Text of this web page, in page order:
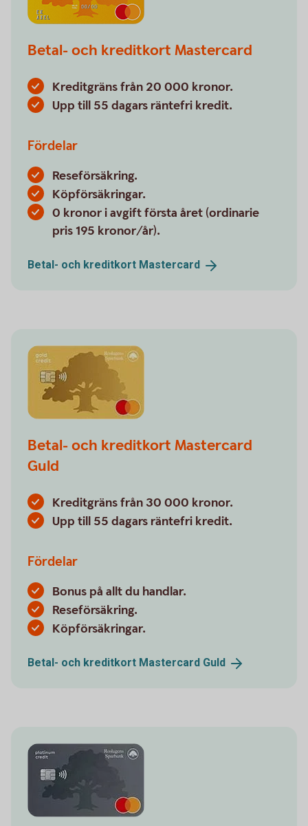
Betal- och kreditkort Mastercard
Kreditgräns från 20 000 kronor.
Upp till 55 dagars räntefri kredit.
Fördelar
Reseförsäkring.
Köpförsäkringar.
0 kronor i avgift första året (ordinarie
pris 195 kronor/år).
Betal- och kreditkort Mastercard
Betal- och kreditkort Mastercard
Guld
Kreditgräns från 30 000 kronor.
Upp till 55 dagars räntefri kredit.
Fördelar
Bonus på allt du handlar.
Reseförsäkring.
Köpförsäkringar.
Betal- och kreditkort Mastercard Guld